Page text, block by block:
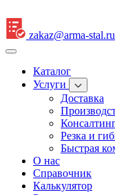
zakaz@arma-stal.ru
Каталог
Услуги
Доставка
Резка и
Быстрая
О нас
Справочник
Калькулятор